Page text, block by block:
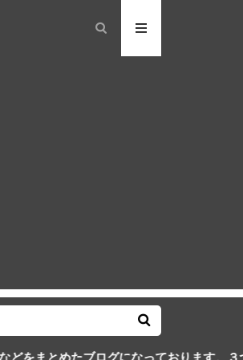
グになっております。３つのMを身につ